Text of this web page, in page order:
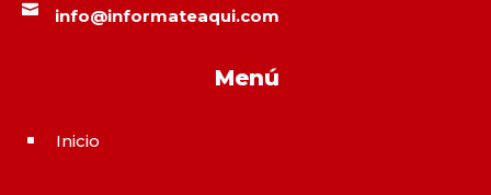
 info@informateaqui.com
Menú
^ Inicio